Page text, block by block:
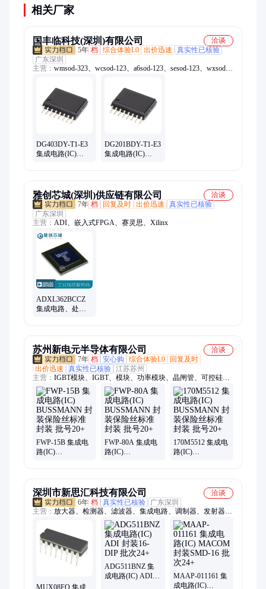
相关厂家
国丰临科技(深圳)有限公司
洽谈
5年 档 综合体验L0 出价迅速
真实性已核验
广东深圳
主营： wmsod-323、wcsod-123、a6sod-123、sesod-123、wxsod-
123、mmbd4148t、mmbd4148a、3esod-323、蜡烛灯、wgsod-
123、5psod-123、y2sod-323、稳压管、wnsod-123、d6sod-123、
sksod-123、mmsz5244b、c0sod-323、5nsod-123、4fsod-123
DG403DY-T1-E3
集成电路(IC)
DG201BDY-T1-E3
集成电路(IC)
雅创芯城(深圳)供应链有限公司
洽谈
7年 档 回复及时 出价迅速
真实性已核验
广东深圳
主营： ADI、嵌入式FPGA、赛灵思、Xilinx
ADXL362BCCZ
集成电路、处理
苏州新电元半导体有限公司
洽谈
7年 档 安心购 综合体验L0
回复及时
出价迅速
真实性已核验 江苏苏州
主营： IGBT模块、IGBT、模块、功率模块、晶闸管、可控硅、
熔断器、可控硅模块、整流桥
FWP-15B 集成电
路(IC)
FWP-80A 集成电
路(IC)
170M5512 集成电
路(IC)
深圳市新思汇科技有限公司
洽谈
6年 档 真实性已核验
广东深圳
主营： 放大器、检测器、滤波器、集成电路、调制器、发射器、
接收器、衰减器、解调器、变压器、收发器、偏置器、振荡器、
rfid天线、终端负载、隔直流器、微波射频、同轴开关、接入监
控ic、频率综合器、射频适配器、定向耦合器、耦合器电桥、多
路复用器、rfid读取模块
MUX08FQ 集成
ADG511BNZ 集
成电路(IC) ADI
MAAP-011161 集
成电路(IC)